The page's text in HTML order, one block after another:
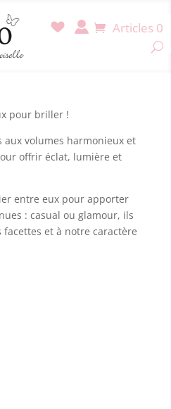
Articles 0
pour briller !
aux volumes harmonieux et
offrir éclat, lumière et
entre eux pour apporter
: casual ou glamour, ils
facettes et à notre caractère